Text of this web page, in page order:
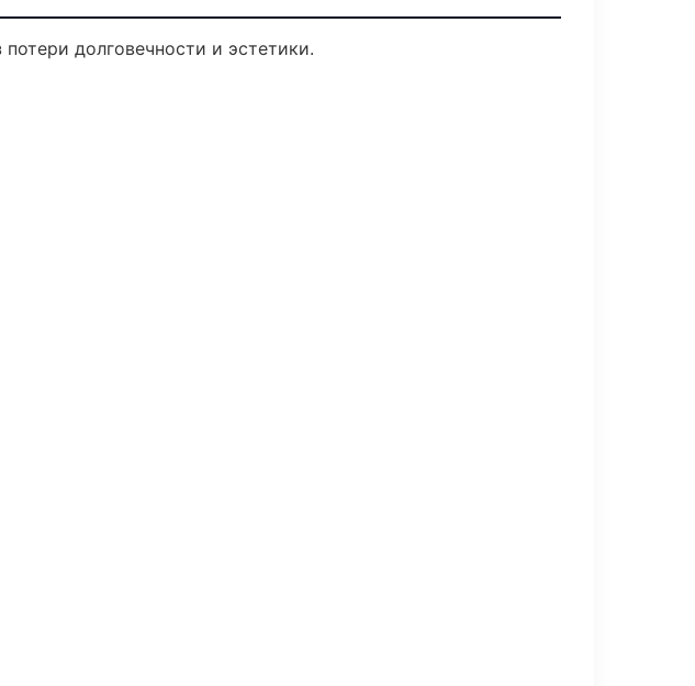
долговечности и эстетики.